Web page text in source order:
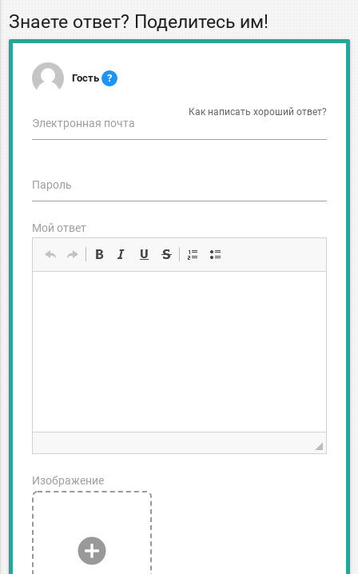
Знаете ответ? Поделитесь им!
Гость ?
Как написать хороший ответ?
Электронная почта
Пароль
Мой ответ
add_circle
Изображение